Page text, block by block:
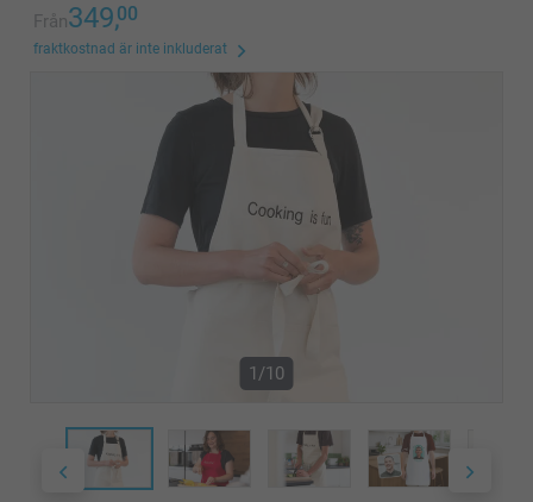
Från349,00
fraktkostnad är inte inkluderat
1/10